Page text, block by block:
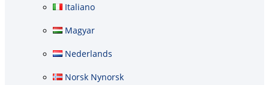
Italiano
Magyar
Nederlands
Norsk Nynorsk